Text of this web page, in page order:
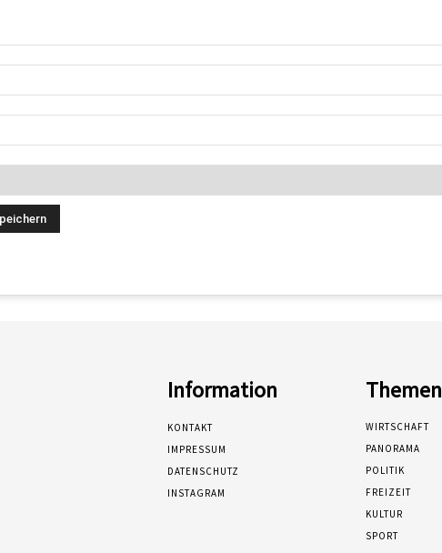
Information
KONTAKT
IMPRESSUM
DATENSCHUTZ
INSTAGRAM
Themen
WIRTSCHAFT
PANORAMA
POLITIK
FREIZEIT
KULTUR
SPORT